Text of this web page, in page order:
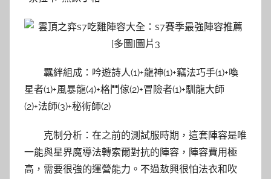
羈絆組成：吟遊詩人(1)+龍神(1)+竊法巧手(1)+喚
星者(1)+風暴龍(4)+格鬥傢(2)+冒險者(1)+馴龍大師
(2)+法師(3)+秘術師(2)
克制分析：在之前的測試服時期，這套陣容是唯
一能與星界魔導法轉索爾對抗的陣容，陣容費用極
高，需要很強的運營能力。不過敖興很怕法衣和吹